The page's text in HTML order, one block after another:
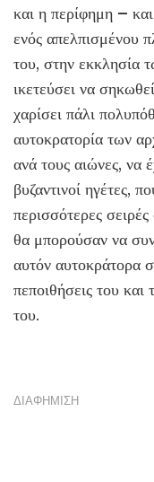
και η περίφημη –
ενός απελπισμένου
του, στην εκκλησία
ικετεύσει να
χαρίσει πάλι
αυτοκρατορία των
ανά τους αιώνες, να
βυζαντινοί ηγέτες,
περισσότερες
θα μπορούσαν να
αυτόν αυτοκράτορα
πεποιθήσεις του
του.
ΔΙΑΦΉΜΙΣΗ